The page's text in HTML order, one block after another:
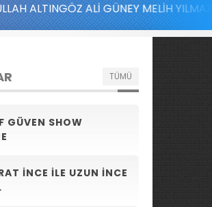
GÜNEY MELİH YILMAZ SERDAR
TÜMÜ
GÜVEN SHOW
İNCE ILE UZUN İNCE